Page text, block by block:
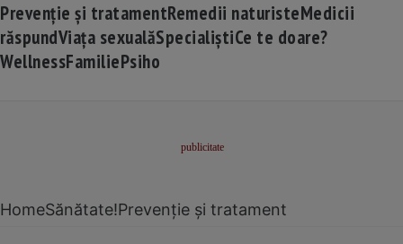
Prevenție și tratamentRemedii naturisteMedicii
răspundViața sexualăSpecialiștiCe te doare?
WellnessFamiliePsiho
HomeSănătate!Prevenție și tratament